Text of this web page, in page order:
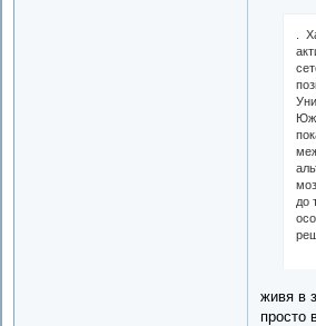
.
до
живя в
просто